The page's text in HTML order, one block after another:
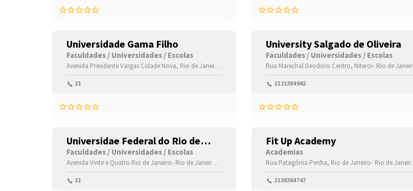
Universidade Gama Filho
Faculdades / Universidades / Escolas
Avenida Presidente Vargas Cidade Nova, Rio de Janeiro- Rio de Janeiro(RJ),20210031
21
University Salgado de Oliveira
Faculdades / Universidades / Escolas
Rua Marechal Deodoro Centro, Niteroi- Rio de Janeiro(RJ)
2121384942
Universidae Federal do Rio de
Janeiro
Faculdades / Universidades / Escolas
Avenida Vinte e Quatro Rio de Janeiro- Rio de Janeiro(RJ)
21
Fit Up Academy
Academias
Rua Patagônia Penha, Rio de Janeiro- Rio de Janeiro(RJ)
2138364747